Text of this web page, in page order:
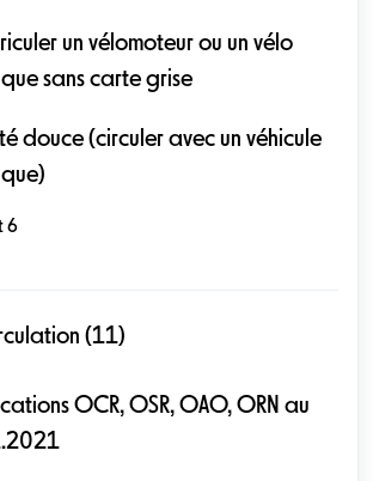
un vélomoteur ou un vélo
sans carte grise
douce (circuler avec un véhicule
6
(11)
OCR, OSR, OAO, ORN au